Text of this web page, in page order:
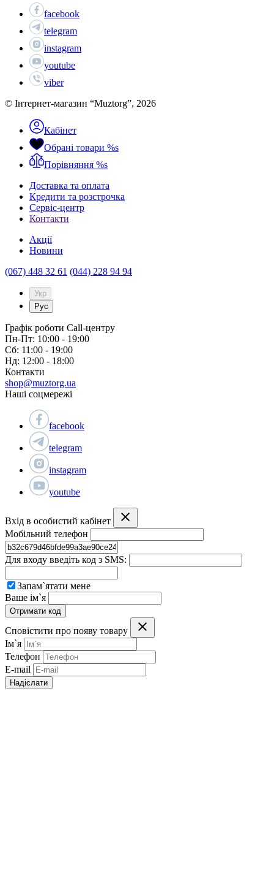
facebook
telegram
instagram
youtube
viber
© Інтернет-магазин “Muztorg”, 2026
Кабінет
Обрані товари %s
Порівняння %s
Доставка та оплата
Кредити та розстрочка
Сервіc-центр
Контакти
Акції
Новини
(067) 448 32 61 (044) 228 94 94
Укр
Рус
Графік роботи Call-центру
Пн-Пт: 10:00 - 19:00
Сб: 11:00 - 19:00
Нд: 12:00 - 18:00
Контакти
shop@muztorg.ua
Наші соцмережі
facebook
telegram
instagram
youtube
Вхід в особистий кабінет
Мобільний телефон
Для входу введіть код з SMS:
Запам`ятати мене
Ваше ім`я
Отримати код
Сповістити про появу товару
Ім`я
Телефон
E-mail
Надіслати